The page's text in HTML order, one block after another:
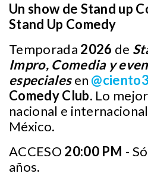
Un show de Stand up
Stand Up Comedy
Temporada 2026 de
Impro, Comedia y
especialesen
Comedy Club. Lo
nacional e
México.
ACCESO 20:00 PM -
años.